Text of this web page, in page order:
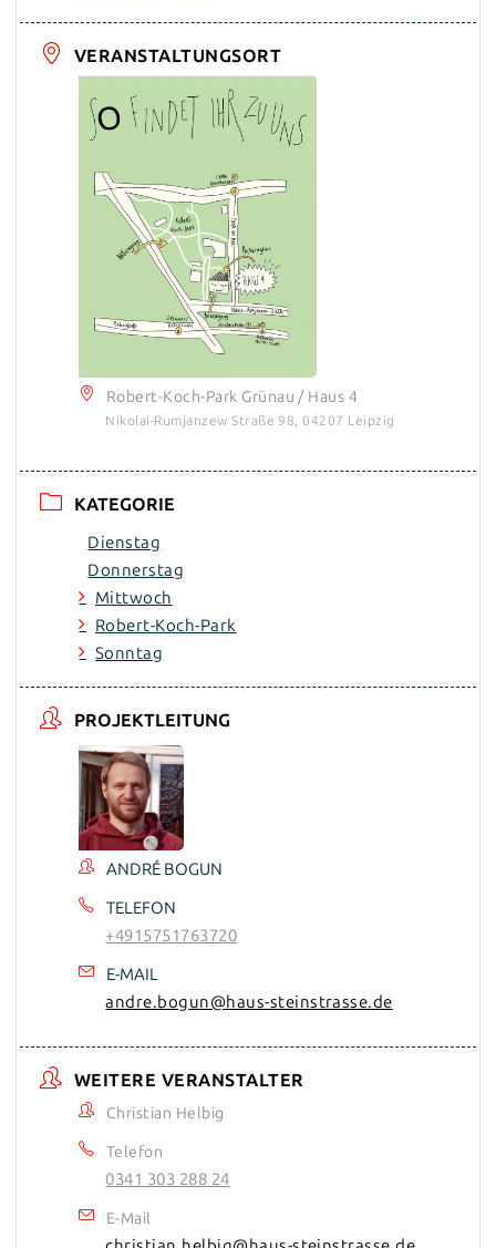
VERANSTALTUNGSORT
Robert-Koch-Park Grünau / Haus 4
Nikolai-Rumjanzew Straße 98, 04207 Leipzig
KATEGORIE
Dienstag
Donnerstag
Mittwoch
Robert-Koch-Park
Sonntag
PROJEKTLEITUNG
ANDRÉ BOGUN
TELEFON
+4915751763720
E-MAIL
andre.bogun@haus-steinstrasse.de
WEITERE VERANSTALTER
Christian Helbig
Telefon
0341 303 288 24
E-Mail